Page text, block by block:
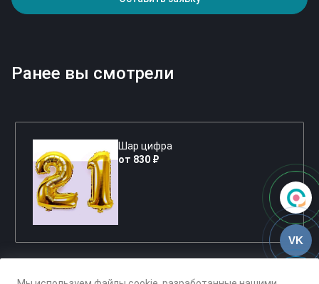
VK
Ранее вы смотрели
Шар цифра
от 830 ₽